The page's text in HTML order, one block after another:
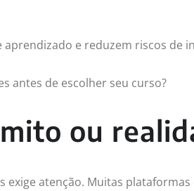
e reduzem riscos de
antes de escolher seu curso?
ou
exige atenção. Muitas